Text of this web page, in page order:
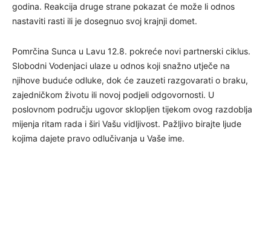
godina. Reakcija druge strane pokazat će može li odnos
nastaviti rasti ili je dosegnuo svoj krajnji domet.
Pomrčina Sunca u Lavu 12.8. pokreće novi partnerski ciklus.
Slobodni Vodenjaci ulaze u odnos koji snažno utječe na
njihove buduće odluke, dok će zauzeti razgovarati o braku,
zajedničkom životu ili novoj podjeli odgovornosti. U
poslovnom području ugovor sklopljen tijekom ovog razdoblja
mijenja ritam rada i širi Vašu vidljivost. Pažljivo birajte ljude
kojima dajete pravo odlučivanja u Vaše ime.